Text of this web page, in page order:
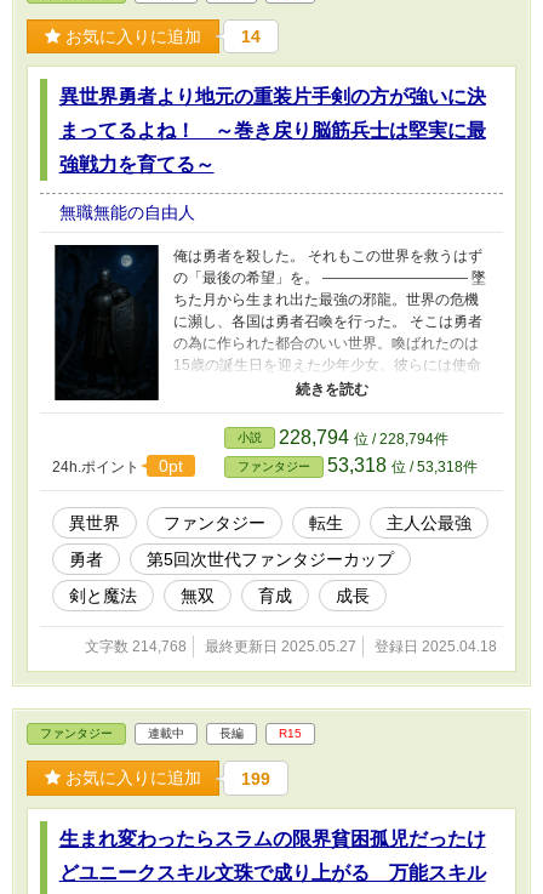
お気に入りに追加 14
異世界勇者より地元の重装片手剣の方が強いに決
まってるよね！ ～巻き戻り脳筋兵士は堅実に最
強戦力を育てる～
無職無能の自由人
俺は勇者を殺した。 それもこの世界を救うはず
の「最後の希望」を。 ―――――――――― 墜
ちた月から生まれ出た最強の邪龍。世界の危機
に瀕し、各国は勇者召喚を行った。 そこは勇者
の為に作られた都合のいい世界。喚ばれたのは
15歳の誕生日を迎えた少年少女。彼らには使命
を果たすための特別な力が授けられていた。 し
かし、力に溺れた勇者は訓練を嫌がり、未熟な
精神で挑んだ邪龍との決戦中に逃げ出してしま
う。 勇者の行いにより戦線は崩壊。敵前逃亡と
大戦犯の上に泣き言を垂れる勇者を前に、健全
な脳筋兵士であるガルドリックは容赦なく処し
てしまった。 敗北、そして世界の終わりを予感
するガルドリック。その時、空から謎の声が響
く。『勇者が全滅しました。リスタートしま
す』 世界は巻き戻される。勇者たちは15歳の誕
生日、すなわち召喚された瞬間へと戻った。そ
れも力を引き継いだまま、今度こそ使命を果た
すために。 一方、期せずして勇者の引き継ぎデ
ータを奪ってしまったガルドリックも15歳の誕
される数年前の世界だった。 ガルドリックは戦
いに備える事に決めたのだが、勇者の能力を持
ったままガチトレーニングを続けたガルドリッ
クと仲間達は、とんでもない成長曲線を描いて
24h.ポイント 0pt
小説 228,794 位 / 228,794件
ファンタジー 53,318 位 / 53,318件
異世界 ファンタジー 転生
主人公最強
勇者
第5回次世代ファンタジーカップ
剣と魔法
無双 育成 成長
文字数 214,768 最終更新日 2025.05.27 登録日 2025.04.18
ファンタジー 連載中 長編 R15
お気に入りに追加 199
生まれ変わったらスラムの限界貧困孤児だったけ
どユニークスキル文珠で成り上がる 万能スキル